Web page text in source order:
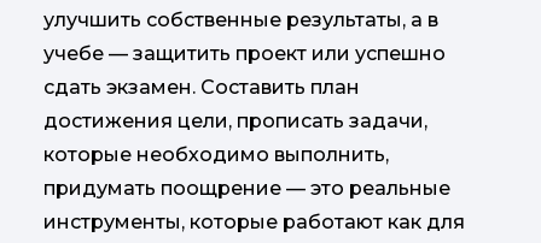
улучшить собственные результаты, а в
учебе — защитить проект или успешно
сдать экзамен. Составить план
достижения цели, прописать задачи,
которые необходимо выполнить,
придумать поощрение — это реальные
инструменты, которые работают как для